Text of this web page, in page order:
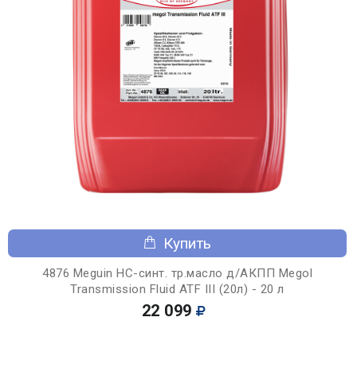
Купить
4876 Meguin НС-синт. тр.масло д/АКПП Megol
Transmission Fluid ATF III (20л) - 20 л
22 099